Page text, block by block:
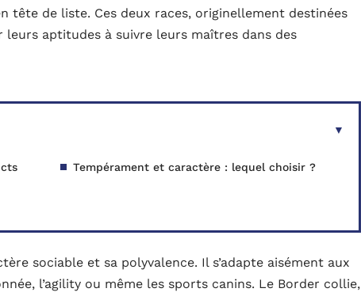
tête de liste. Ces deux races, originellement destinées
aptitudes à suivre leurs maîtres dans des
Tempérament et caractère : lequel choisir ?
sociable et sa polyvalence. Il s’adapte aisément aux
l’agility ou même les sports canins. Le Border collie,